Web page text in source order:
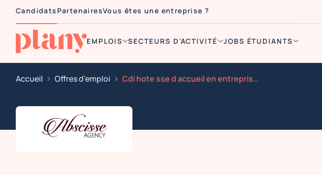
Candidats PartenairesVous êtes une entreprise ?
EMPLOIS SECTEURS D'ACTIVITÉ JOBS ÉTUDIANTS
Accueil Offres d'emploi Cdi hote sse d accueil en entreprise h f 35h semaine p